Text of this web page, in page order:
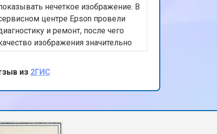
нечеткое изображение. В
центре Epson провели
и ремонт, после чего
изображения значительно
Очень благодарна за
внимательное отношение и высокий
уровень обслуживания. Ваш сервис -
спасение для моих
из 2ГИС